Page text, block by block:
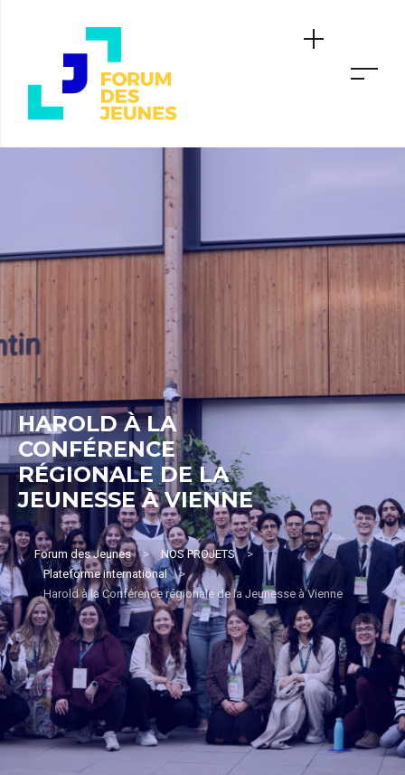
HAROLD À LA
CONFÉRENCE
RÉGIONALE DE LA
JEUNESSE À VIENNE
Forum des Jeunes > NOS PROJETS
>
Plateforme international
>
Harold à la Conférence régionale de la Jeunesse à Vienne